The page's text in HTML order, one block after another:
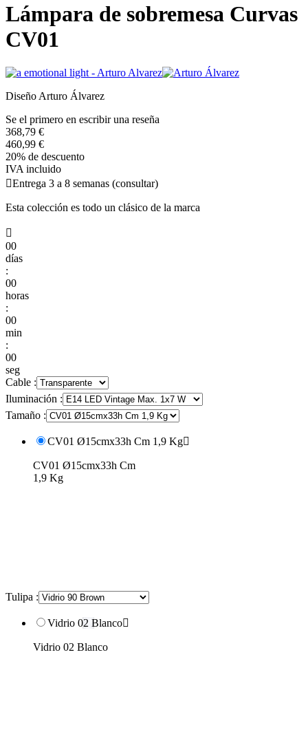
Lámpara de sobremesa Curvas
CV01
Diseño Arturo Álvarez
Se el primero en escribir una reseña
368,79 €
460,99 €
20% de descuento
IVA incluido
Entrega 3 a 8 semanas (consultar)
Esta colección es todo un clásico de la marca

00
días
:
00
horas
:
00
min
:
00
seg
Cable :
Iluminación :
Tamaño :
CV01 Ø15cmx33h Cm 1,9 Kg
CV01 Ø15cmx33h Cm
1,9 Kg
Tulipa :
Vidrio 02 Blanco
Vidrio 02 Blanco